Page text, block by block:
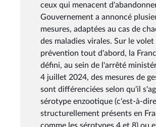
ceux qui menacent
Gouvernement a annoncé
mesures, adaptées au cas de
des maladies virales. Sur le volet
prévention tout d'abord, la
défini, au sein de l'arrêté
4 juillet 2024, des mesures de
sont différenciées selon qu'il
sérotype enzootique (c'est-à-dire
structurellement présents en
comme les sérotypes 4 et 8) ou